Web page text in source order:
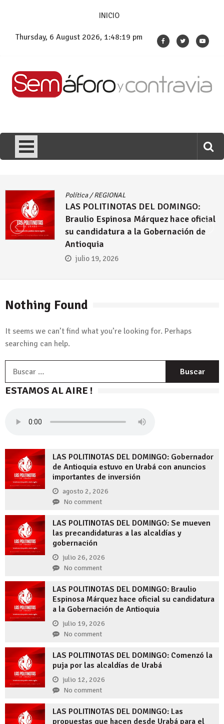
INICIO
Thursday, 6 August 2026, 1:48:19 pm
Política/REGIONAL
LAS POLITINOTAS DEL DOMINGO:
Braulio Espinosa Márquez hace oficial
su candidatura a la Gobernación de
Antioquia
julio 19, 2026
Nothing Found
It seems we can’t find what you’re looking for. Perhaps
searching can help.
ESTAMOS AL AIRE !
LAS POLITINOTAS DEL DOMINGO: Gobernador
de Antioquia estuvo en Urabá con anuncios
importantes de inversión
agosto 2, 2026
No comment
LAS POLITINOTAS DEL DOMINGO: Se mueven
las precandidaturas a las alcaldías y
gobernación
julio 26, 2026
No comment
LAS POLITINOTAS DEL DOMINGO: Braulio
Espinosa Márquez hace oficial su candidatura
a la Gobernación de Antioquia
julio 19, 2026
No comment
LAS POLITINOTAS DEL DOMINGO: Comenzó la
puja por las alcaldías de Urabá
julio 12, 2026
No comment
LAS POLITINOTAS DEL DOMINGO: Las
propuestas que hacen desde Urabá para el